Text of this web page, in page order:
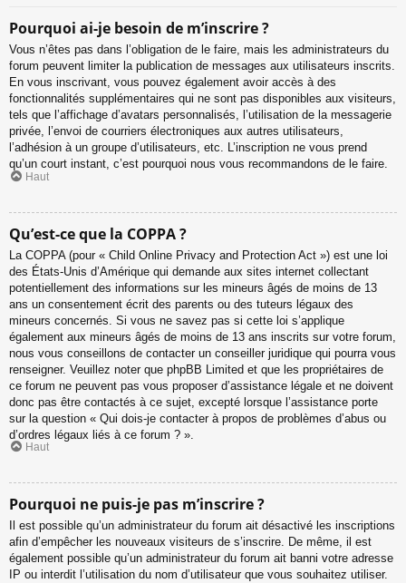
Pourquoi ai-je besoin de m’inscrire ?
Vous n’êtes pas dans l’obligation de le faire, mais les administrateurs du
forum peuvent limiter la publication de messages aux utilisateurs inscrits.
En vous inscrivant, vous pouvez également avoir accès à des
fonctionnalités supplémentaires qui ne sont pas disponibles aux visiteurs,
tels que l’affichage d’avatars personnalisés, l’utilisation de la messagerie
privée, l’envoi de courriers électroniques aux autres utilisateurs,
l’adhésion à un groupe d’utilisateurs, etc. L’inscription ne vous prend
qu’un court instant, c’est pourquoi nous vous recommandons de le faire.
Haut
Qu’est-ce que la COPPA ?
La COPPA (pour « Child Online Privacy and Protection Act ») est une loi
des États-Unis d’Amérique qui demande aux sites internet collectant
potentiellement des informations sur les mineurs âgés de moins de 13
ans un consentement écrit des parents ou des tuteurs légaux des
mineurs concernés. Si vous ne savez pas si cette loi s’applique
également aux mineurs âgés de moins de 13 ans inscrits sur votre forum,
nous vous conseillons de contacter un conseiller juridique qui pourra vous
renseigner. Veuillez noter que phpBB Limited et que les propriétaires de
ce forum ne peuvent pas vous proposer d’assistance légale et ne doivent
donc pas être contactés à ce sujet, excepté lorsque l’assistance porte
sur la question « Qui dois-je contacter à propos de problèmes d’abus ou
d’ordres légaux liés à ce forum ? ».
Haut
Pourquoi ne puis-je pas m’inscrire ?
Il est possible qu’un administrateur du forum ait désactivé les inscriptions
afin d’empêcher les nouveaux visiteurs de s’inscrire. De même, il est
également possible qu’un administrateur du forum ait banni votre adresse
IP ou interdit l’utilisation du nom d’utilisateur que vous souhaitez utiliser.